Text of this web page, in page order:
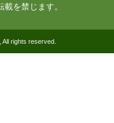
を禁じます。
rights reserved.